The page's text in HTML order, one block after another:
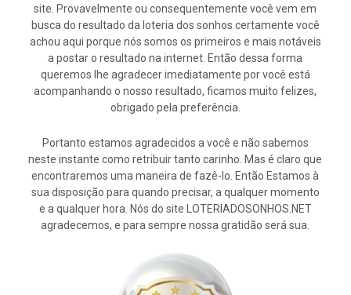
site. Provavelmente ou consequentemente você vem em
busca do resultado da loteria dos sonhos certamente você
achou aqui porque nós somos os primeiros e mais notáveis
a postar o resultado na internet. Então dessa forma
queremos lhe agradecer imediatamente por você está
acompanhando o nosso resultado, ficamos muito felizes,
obrigado pela preferência.
Portanto estamos agradecidos a você e não sabemos
neste instante como retribuir tanto carinho. Mas é claro que
encontraremos uma maneira de fazê-lo. Então Estamos à
sua disposição para quando precisar, a qualquer momento
e a qualquer hora. Nós do site LOTERIADOSONHOS.NET
agradecemos, e para sempre nossa gratidão será sua.